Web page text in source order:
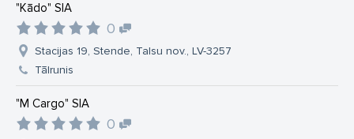
"Kādo" SIA
0
Stacijas 19, Stende, Talsu nov., LV-3257
Tālrunis
"M Cargo" SIA
0